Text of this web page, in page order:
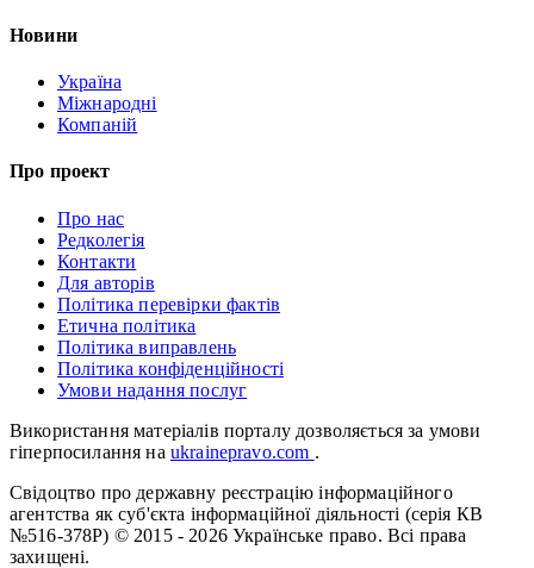
Новини
Україна
Міжнародні
Компаній
Про проект
Про нас
Редколегія
Контакти
Для авторів
Політика перевірки фактів
Етична політика
Політика виправлень
Політика конфіденційності
Умови надання послуг
Використання матеріалів порталу дозволяється за умови
гіперпосилання на ukrainepravo.com .
Свідоцтво про державну реєстрацію інформаційного
агентства як суб'єкта інформаційної діяльності (серія КВ
№516-378Р) © 2015 - 2026 Українське право. Всі права
захищені.